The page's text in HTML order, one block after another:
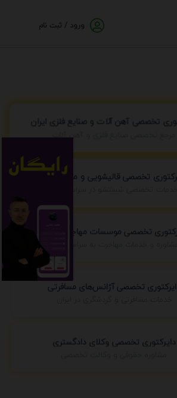
ورود / ثبت نام
تخصصی آهن آلات و صنایع فلزی ایران
مرجع تخصصی صنایع فلزی و آهن آلات
تخصصی قالیشویی و مبل شویی
تخصصی موسسات مهاجرتی ایران
مشاوره و خدمات مهاجرت به سراسر جهان
تخصصی آژانس‌های مسافرتی
دایرکتوری تخصصی وکلای دادگستری